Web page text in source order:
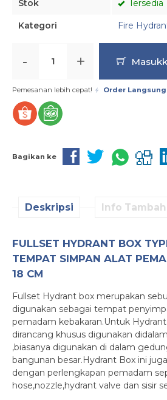
Stok Tersedia
Kategori Fire
- +
Pemesanan lebih cepat! Order Langsung
Bagikan ke
Deskripsi Info
FULLSET HYDRANT BOX
TEMPAT SIMPAN ALAT
18 CM
Fullset Hydrant box merupakan
digunakan sebagai tempat
pemadam kebakaran.Untuk
dirancang khusus digunakan
,biasanya digunakan di dalam
bangunan besar.Hydrant Box ini
dengan perlengkapan pemadam
hose,nozzle,hydrant valve dan sisir